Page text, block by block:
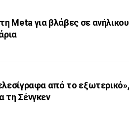
Meta για βλάβες σε
από το
τη Σένγκεν